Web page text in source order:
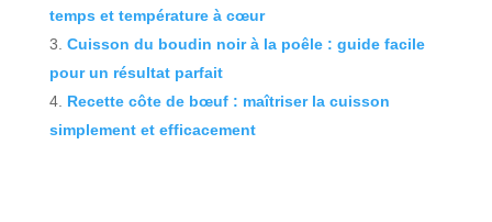
temps et température à cœur
Cuisson du boudin noir à la poêle : guide facile
pour un résultat parfait
Recette côte de bœuf : maîtriser la cuisson
simplement et efficacement